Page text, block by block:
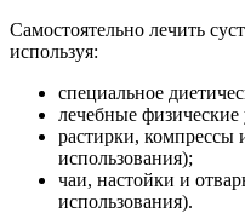
Самостоятельно лечить
используя:
специальное
лечебные
растирки, компрессы
использования);
чаи, настойки и
использования).